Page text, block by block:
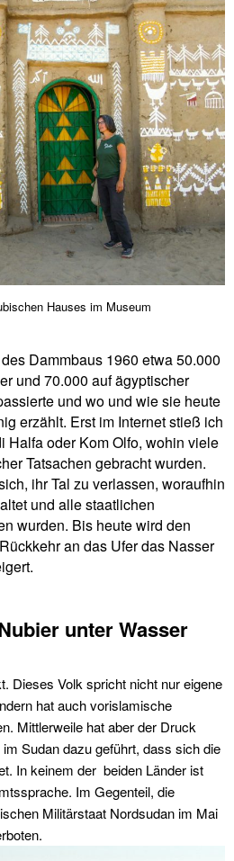
Hauses im Museum
Dammbaus 1960 etwa 50.000
und 70.000 auf ägyptischer
und wo und wie sie heute
erzählt. Erst im Internet stieß ich
Halfa oder Kom Olfo, wohin viele
Tatsachen gebracht wurden.
ihr Tal zu verlassen, woraufhin
und alle staatlichen
wurden. Bis heute wird den
an das Ufer das Nasser
unter Wasser
Dieses Volk spricht nicht nur eigene
hat auch vorislamische
Mittlerweile hat aber der Druck
Sudan dazu geführt, dass sich die
In keinem der beiden Länder ist
Im Gegenteil, die
Militärstaat Nordsudan im Mai